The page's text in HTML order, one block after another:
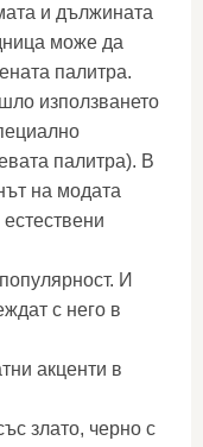
и дължината
може да
палитра.
използването
палитра). В
на модата
И
с него в
акценти в
злато, черно с